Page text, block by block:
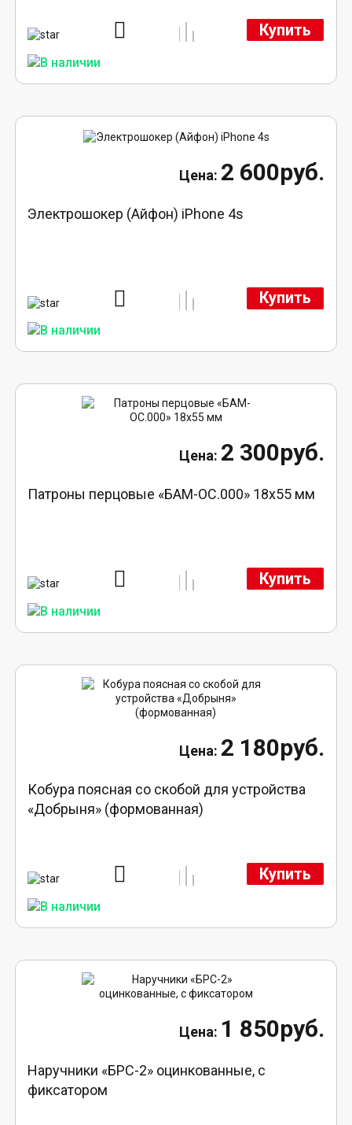
Купить
2 600руб.
Электрошокер (Айфон) iPhone 4s
Купить
2 300руб.
Патроны перцовые «БАМ-ОС.000» 18х55 мм
Купить
2 180руб.
Кобура поясная со скобой для устройства
«Добрыня» (формованная)
Купить
1 850руб.
Наручники «БРС-2» оцинкованные, с
фиксатором